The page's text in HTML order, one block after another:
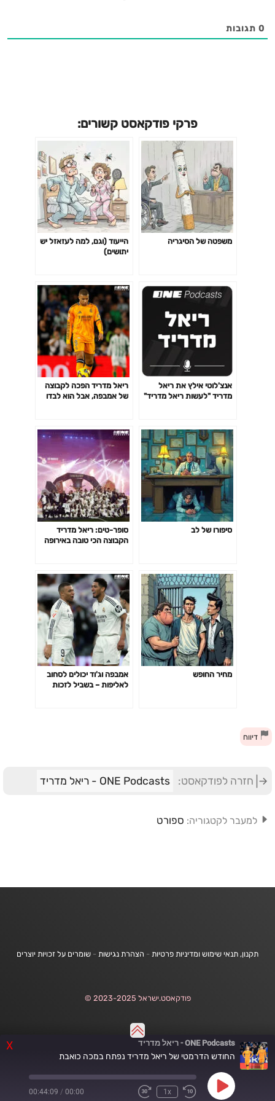
X ONE Podcasts - ריאל מדריד
החודש הדרמטי של ריאל מדריד נפתח במכה כואבת
Play
Rewind
1x
Fast
00:00
/
00:44:09
0 תגובות
פרקי פודקאסט קשורים:
משפטה של הסיגריה
הייעוד (וגם, למה לעזאזל יש
יתושים)
אנצ'לוטי אילץ את ריאל
מדריד "לעשות ריאל מדריד"
ריאל מדריד הפכה לקבוצה
של אמבפה, אבל הוא לבדו
סיפורו של לב
סופר-טים: ריאל מדריד
הקבוצה הכי טובה באירופה
מחיר החופש
אמבפה וג'וד יכולים לסחוב
לאליפות – בשביל לזכות
דיווח
חזרה לפודקאסט: ONE Podcasts - ריאל מדריד
למעבר לקטגוריה: ספורט
תקנון, תנאי שימוש ומדיניות פרטיות - הצהרת נגישות - שומרים על זכויות יוצרים
פודקאסט.ישראל 2023-2025 ©